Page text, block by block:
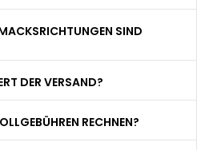
SIND
DER VERSAND?
RECHNEN?